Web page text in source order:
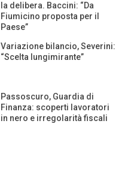
la delibera. Baccini: “Da
Fiumicino proposta per il
Paese”
Variazione bilancio, Severini:
“Scelta lungimirante”
Passoscuro, Guardia di
Finanza: scoperti lavoratori
in nero e irregolarità fiscali